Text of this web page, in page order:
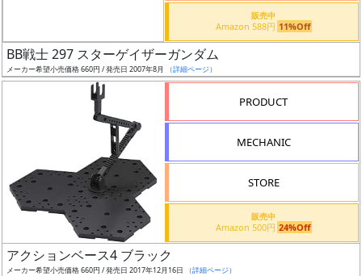
割
引
販売中
Amazon 588円 11%Off
BB戦士 297 スターゲイザーガンダム
メーカー希望小売価格 660円 / 発売日 2007年8月 （詳細ページ）
PRODUCT
MECHANIC
STORE
販売中
Amazon 500円 24%Off
アクションベース4 ブラック
メーカー希望小売価格 660円 / 発売日 2017年12月16日 （詳細ページ）